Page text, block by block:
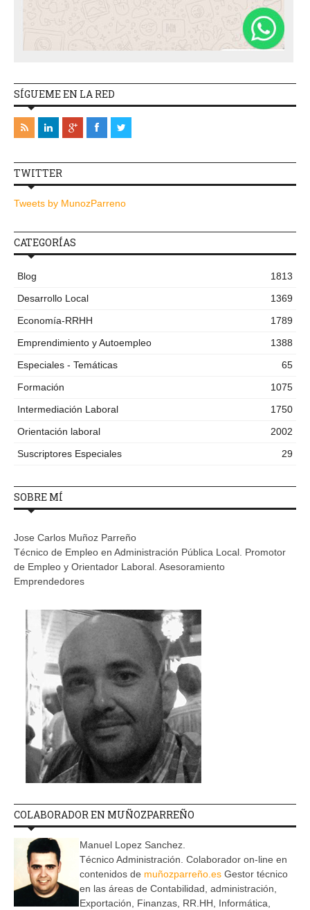
SÍGUEME EN LA RED
TWITTER
Tweets by MunozParreno
CATEGORÍAS
Blog
1813
Desarrollo Local
1369
Economía-RRHH
1789
Emprendimiento y Autoempleo
1388
Especiales - Temáticas
65
Formación
1075
Intermediación Laboral
1750
Orientación laboral
2002
Suscriptores Especiales
29
SOBRE MÍ
Jose Carlos Muñoz Parreño
Técnico de Empleo en Administración Pública Local. Promotor
de Empleo y Orientador Laboral. Asesoramiento
Emprendedores
COLABORADOR EN MUÑOZPARREÑO
Manuel Lopez Sanchez.
Técnico Administración. Colaborador on-line en
contenidos de muñozparreño.es Gestor técnico
en las áreas de Contabilidad, administración,
Exportación, Finanzas, RR.HH, Informática,